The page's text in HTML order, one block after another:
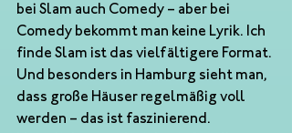
bei Slam auch Comedy – aber bei
Comedy bekommt man keine Lyrik. Ich
finde Slam ist das vielfältigere Format.
Und besonders in Hamburg sieht man,
dass große Häuser regelmäßig voll
werden – das ist faszinierend.